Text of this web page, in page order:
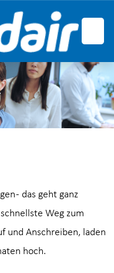
- das geht ganz
Weg zum
und Anschreiben, laden
hoch.